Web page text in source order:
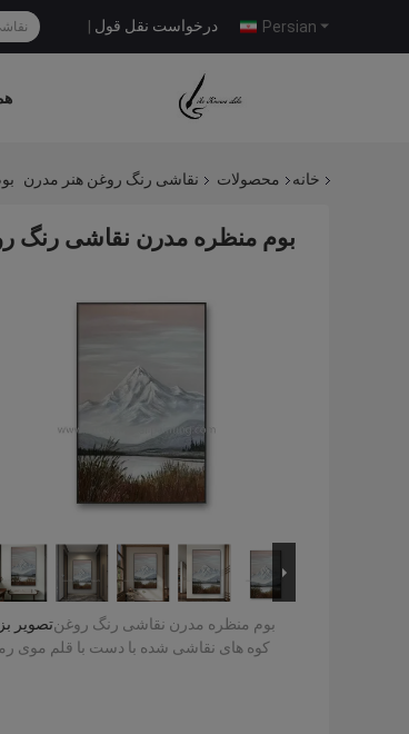
Persian درخواست نقل قول |
خانه محصولات نقاشی رنگ روغن هنر مدرن
بوم منظره مدرن نقاشی رنگ
تصویربوم منظره مدرن نقاشی رنگ روغن
کوه های نقاشی شده با دست با قلم موی